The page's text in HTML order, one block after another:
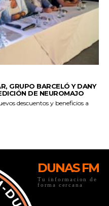
DUNAS FM
Tu informacion de
forma cercana